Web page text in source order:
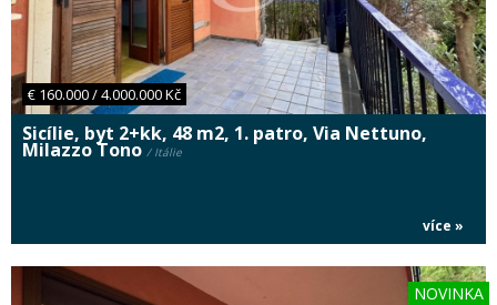
€ 160.000 / 4.000.000 Kč
Sicílie, byt 2+kk, 48 m2, 1. patro, Via Nettuno,
Milazzo Tono / Itálie
více »
NOVINKA